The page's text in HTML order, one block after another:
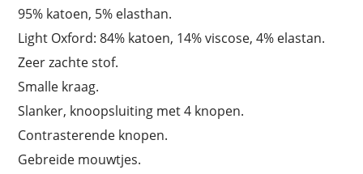
95% katoen, 5% elasthan.
Light Oxford: 84% katoen, 14% viscose, 4% elastan.
Zeer zachte stof.
Smalle kraag.
Slanker, knoopsluiting met 4 knopen.
Contrasterende knopen.
Gebreide mouwtjes.